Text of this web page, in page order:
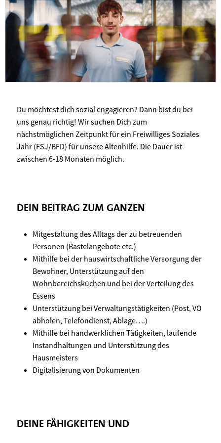
Du möchtest dich sozial engagieren? Dann bist du bei
uns genau richtig! Wir suchen Dich zum
nächstmöglichen Zeitpunkt für ein Freiwilliges Soziales
Jahr (FSJ/BFD) für unsere Altenhilfe. Die Dauer ist
zwischen 6-18 Monaten möglich.
DEIN BEITRAG ZUM GANZEN
Mitgestaltung des Alltags der zu betreuenden
Personen (Bastelangebote etc.)
Mithilfe bei der hauswirtschaftliche Versorgung der
Bewohner, Unterstützung auf den
Wohnbereichsküchen und bei der Verteilung des
Essens
Unterstützung bei Verwaltungstätigkeiten (Post, VO
abholen, Telefondienst, Ablage….)
Mithilfe bei handwerklichen Tätigkeiten, laufende
Instandhaltungen und Unterstützung des
Hausmeisters
Digitalisierung von Dokumenten
DEINE FÄHIGKEITEN UND